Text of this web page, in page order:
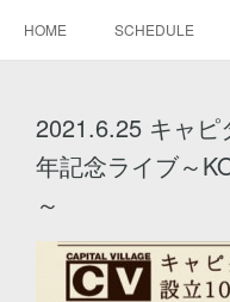
HOME SCHEDULE
2021.6.25 キャピ
年記念ライブ～
～